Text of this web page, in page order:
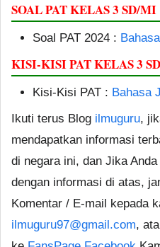
SOAL PAT KELAS 3 SD/MI
Soal PAT 2024 :
KISI-KISI PAT KELAS 3
Kisi-Kisi PAT : Bahasa
Ikuti terus Blog ilmuguru,
mendapatkan informasi
di negara ini, dan Jika
dengan informasi di atas,
Komentar / E-mail kepada
ilmuguru97@gmail.com,